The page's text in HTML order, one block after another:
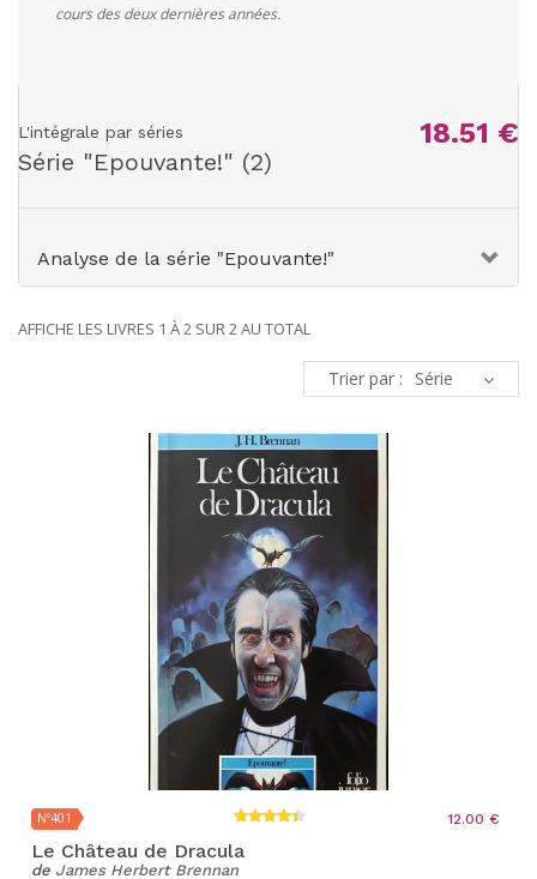
cours des deux dernières années.
L'intégrale par séries
Série "Epouvante!" (2)
18.51 €
Analyse de la série "Epouvante!"
AFFICHE LES LIVRES 1 À 2 SUR 2 AU TOTAL
Trier par :
N°401 12.00 €
Le Château de Dracula
de James Herbert Brennan